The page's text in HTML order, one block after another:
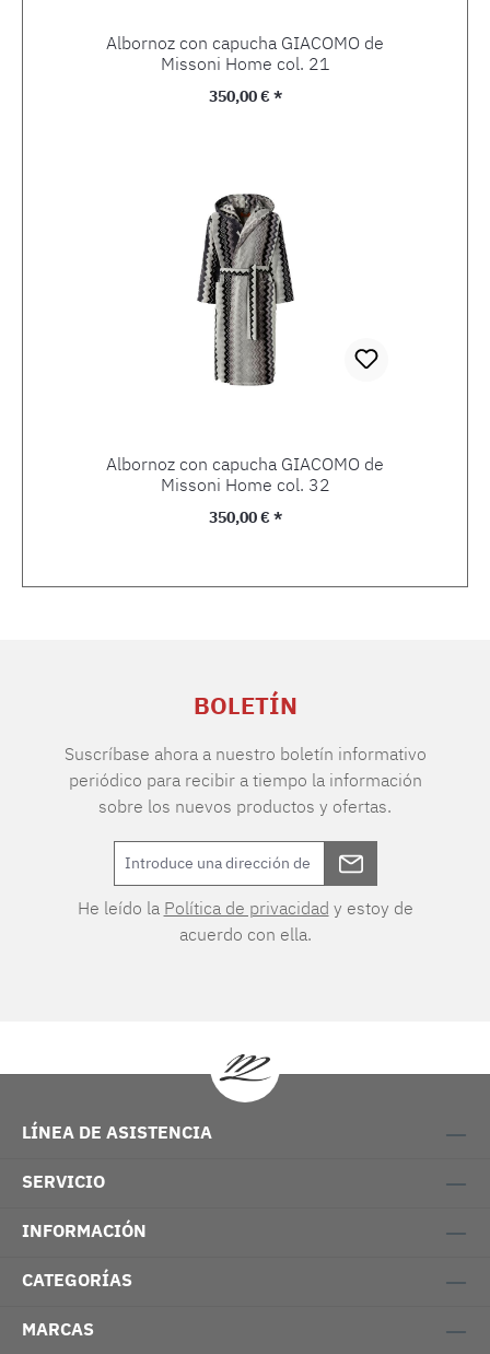
Albornoz con capucha GIACOMO de
Missoni Home col. 21
Precio normal:
350,00 € *
Albornoz con capucha GIACOMO de
Missoni Home col. 32
Precio normal:
350,00 € *
BOLETÍN
Suscríbase ahora a nuestro boletín informativo
periódico para recibir a tiempo la información
sobre los nuevos productos y ofertas.
He leído la Política de privacidad y estoy de
acuerdo con ella.
LÍNEA DE ASISTENCIA
SERVICIO
INFORMACIÓN
CATEGORÍAS
MARCAS